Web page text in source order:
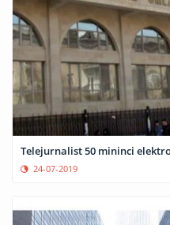
Telejurnalist 50 mininci
24-07-2019